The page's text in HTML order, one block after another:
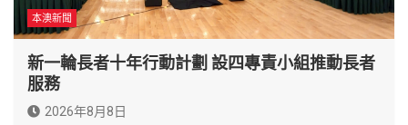
本澳新聞
新一輪長者十年行動計劃 設四專責小組推動長者
服務
2026年8月8日